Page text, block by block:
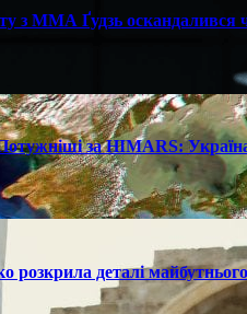
з ММА Ґудзь оскандалився
за HIMARS:
деталі майбутнього